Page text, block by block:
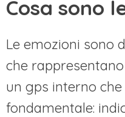
Cosa sono
Le emozioni sono
che
un gps interno
fondamentale: